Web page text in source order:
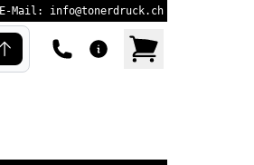
E-Mail: info@tonerdruck.ch